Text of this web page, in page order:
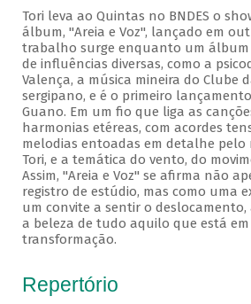
Tori leva ao Quintas no BNDES o
álbum, "Areia e Voz", lançado em
trabalho surge enquanto um álbum
de influências diversas, como a
Valença, a música mineira do Clube
sergipano, e é o primeiro
Guano. Em um fio que liga as
harmonias etéreas, com acordes
melodias entoadas em detalhe pelo
Tori, e a temática do vento, do
Assim, "Areia e Voz" se afirma não
registro de estúdio, mas como uma
um convite a sentir o deslocamento,
a beleza de tudo aquilo que está
transformação.
Repertório